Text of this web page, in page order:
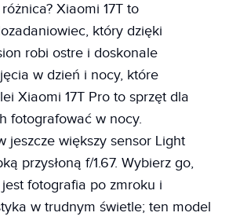
Xiaomi 17T to
który dzięki
robi ostre i doskonale
w dzień i nocy, które
Xiaomi 17T Pro to sprzęt dla
fotografować w nocy.
jeszcze większy sensor Light
przysłoną f/1.67. Wybierz go,
fotografia po zmroku i
w trudnym świetle; ten model